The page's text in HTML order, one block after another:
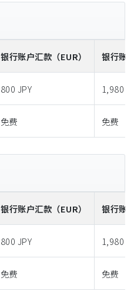
银行账户汇款 （EUR） 银行账
800 JPY 1,980
免费 免费
银行账户汇款 （EUR） 银行账
800 JPY 1,980
免费 免费